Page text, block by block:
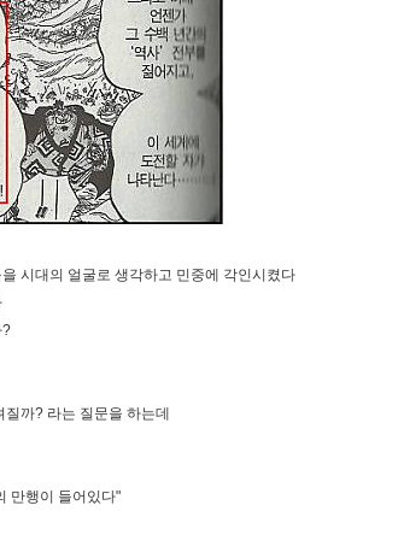
시대의 얼굴로 생각하고 민중에 각인시켰다
?
까? 라는 질문을 하는데
만행이 들어있다"